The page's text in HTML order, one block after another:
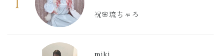
祝🌸琉ちゃろ
miki